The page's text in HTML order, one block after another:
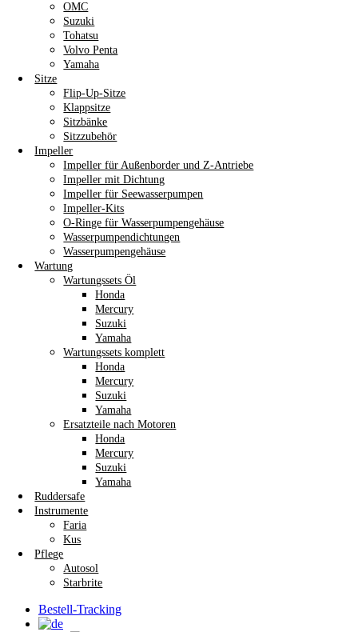
OMC
Suzuki
Tohatsu
Volvo Penta
Yamaha
Sitze
Flip-Up-Sitze
Klappsitze
Sitzbänke
Sitzzubehör
Impeller
Impeller für Außenborder und Z-Antriebe
Impeller mit Dichtung
Impeller für Seewasserpumpen
Impeller-Kits
O-Ringe für Wasserpumpengehäuse
Wasserpumpendichtungen
Wasserpumpengehäuse
Wartung
Wartungssets Öl
Honda
Mercury
Suzuki
Yamaha
Wartungssets komplett
Honda
Mercury
Suzuki
Yamaha
Ersatzteile nach Motoren
Honda
Mercury
Suzuki
Yamaha
Ruddersafe
Instrumente
Faria
Kus
Pflege
Autosol
Starbrite
Bestell-Tracking